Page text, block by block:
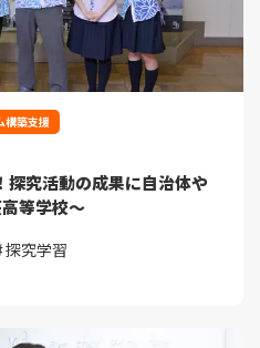
構築支援
探究活動の成果に自治体や
等学校～
探究学習